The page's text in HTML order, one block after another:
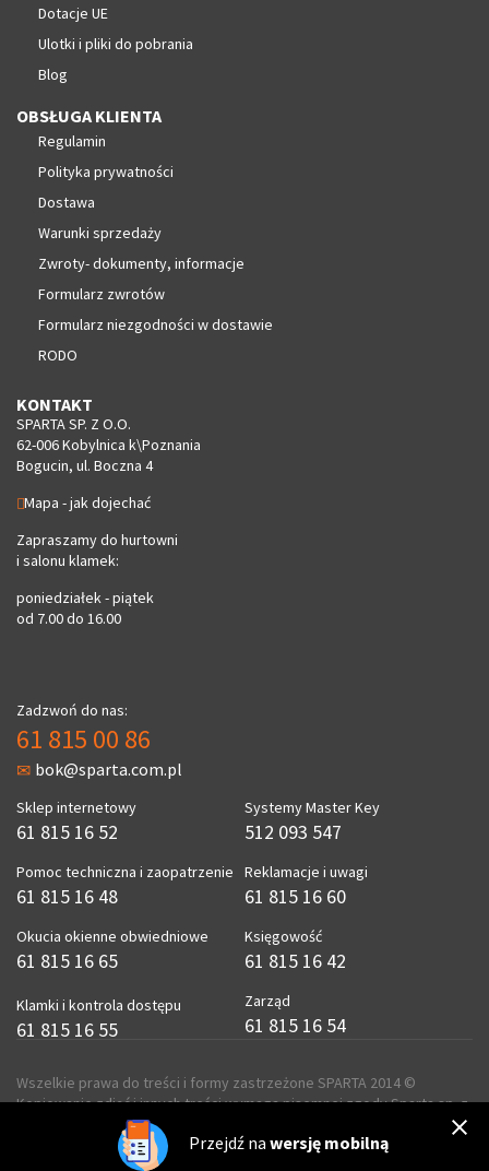
Dotacje UE
Ulotki i pliki do pobrania
Blog
OBSŁUGA KLIENTA
Regulamin
Polityka prywatności
Dostawa
Warunki sprzedaży
Zwroty- dokumenty, informacje
Formularz zwrotów
Formularz niezgodności w dostawie
RODO
KONTAKT
SPARTA SP. Z O.O.
62-006 Kobylnica k\Poznania
Bogucin, ul. Boczna 4
Mapa - jak dojechać
Zapraszamy do hurtowni
i salonu klamek:
poniedziałek - piątek
od 7.00 do 16.00
Zadzwoń do nas:
61 815 00 86
bok@sparta.com.pl
Sklep internetowy
61 815 16 52
Pomoc techniczna i zaopatrzenie
61 815 16 48
Okucia okienne obwiedniowe
61 815 16 65
Klamki i kontrola dostępu
61 815 16 55
Systemy Master Key
512 093 547
Reklamacje i uwagi
61 815 16 60
Księgowość
61 815 16 42
Zarząd
61 815 16 54
Wszelkie prawa do treści i formy zastrzeżone SPARTA 2014 ©
Kopiowanie zdjęć i innych treści wymaga pisemnej zgody Sparta sp. z
realizacja
Przejdź na wersję mobilną